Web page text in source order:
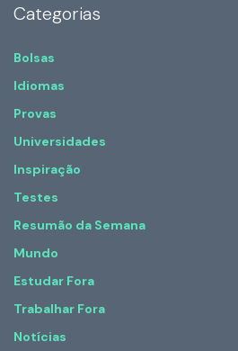
Categorias
Bolsas
Idiomas
Provas
Universidades
Inspiração
Testes
Resumão da Semana
Mundo
Estudar Fora
Trabalhar Fora
Notícias